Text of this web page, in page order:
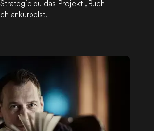
du das Projekt „Buch
ankurbelst.